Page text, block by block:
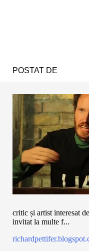
POSTAT DE
critic și artist interesat
invitat la multe f...